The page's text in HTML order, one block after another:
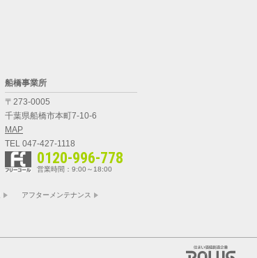
船橋事業所
〒273-0005
千葉県船橋市本町7-10-6
MAP
TEL 047-427-1118
0120-996-778
営業時間：9:00～18:00
アフターメンテナンス